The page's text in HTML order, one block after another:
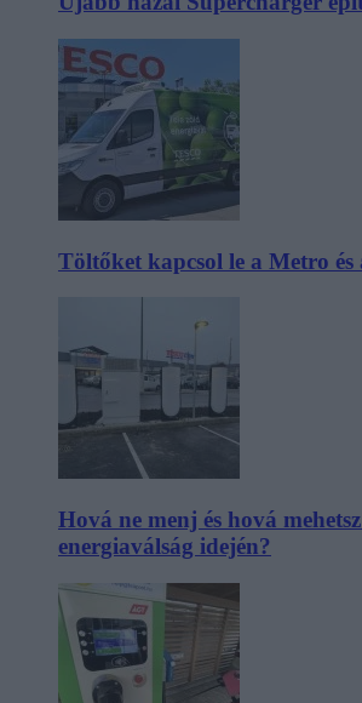
Töltőket kapcsol le a Metro és
Hová ne menj és hová
energiaválság idején?